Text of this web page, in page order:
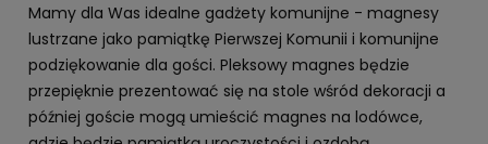
Mamy dla Was idealne gadżety komunijne - magnesy
lustrzane jako pamiątkę Pierwszej Komunii i komunijne
podziękowanie dla gości. Pleksowy magnes będzie
przepięknie prezentować się na stole wśród dekoracji a
później goście mogą umieścić magnes na lodówce,